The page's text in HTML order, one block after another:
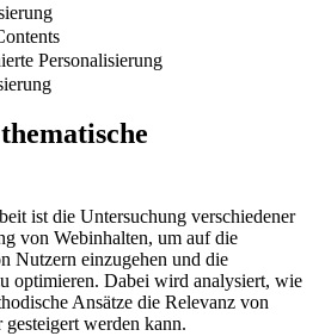
Personalisierung
ist die Untersuchung verschiedener
von Webinhalten, um auf die
Nutzern einzugehen und die
optimieren. Dabei wird analysiert, wie
Ansätze die Relevanz von
werden kann.